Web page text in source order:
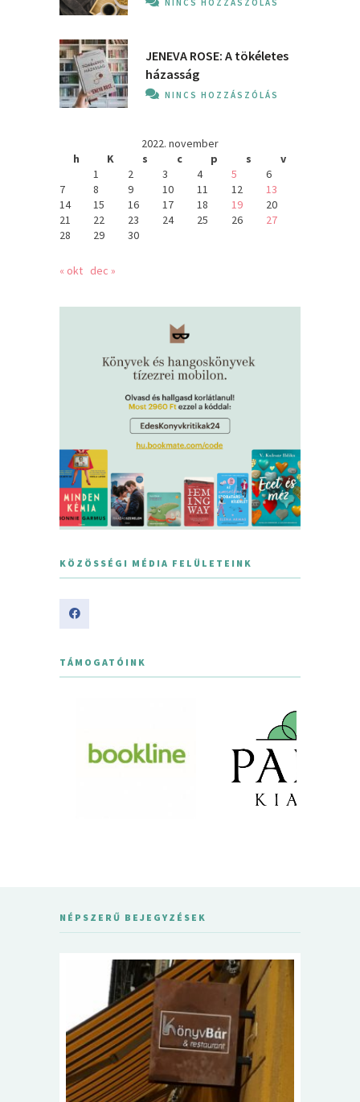
NINCS HOZZÁSZÓLÁS
JENEVA ROSE: A ​tökéletes
házasság
NINCS HOZZÁSZÓLÁS
2022. november
h
K s c p s
v
1
2 3 4 5
6
7
8 9 10 11 12
13
14
15 16 17 18 19
20
21
22 23 24 25 26
27
28
29 30
« okt dec »
KÖZÖSSÉGI MÉDIA FELÜLETEINK
TÁMOGATÓINK
NÉPSZERŰ BEJEGYZÉSEK